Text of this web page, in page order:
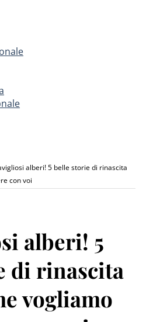
alberi! 5 belle storie di rinascita
con voi
alberi! 5
di rinascita
vogliamo